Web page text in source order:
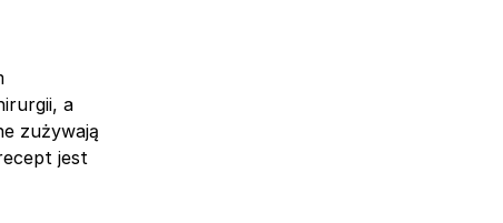
a
zużywają
jest